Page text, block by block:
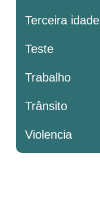
Terceira idade
Teste
Trabalho
Trânsito
Violencia